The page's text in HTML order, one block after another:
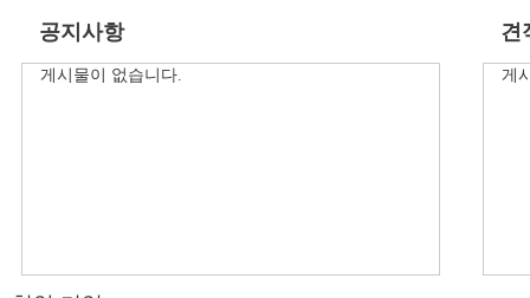
공지사항
게시물이 없습니다.
견
게